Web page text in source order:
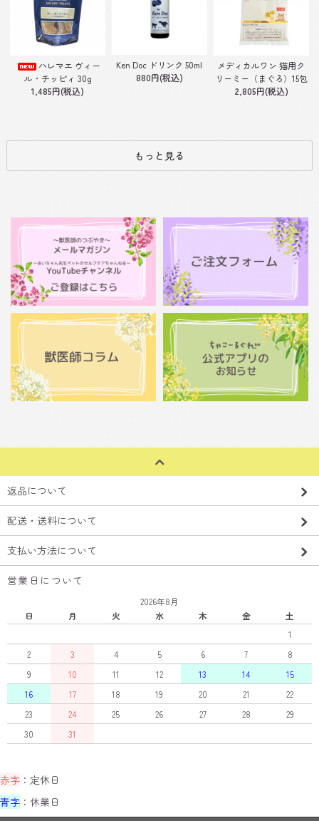
ハレマエ ヴィー
ル・チッピィ 30g
1,485円(税込)
Ken Doc ドリンク 50ml
880円(税込)
メディカルワン 猫用ク
リーミー（まぐろ）15包
2,805円(税込)
もっと見る
返品について
配送・送料について
支払い方法について
営業日について
2026年8月
日
月 火 水 木 金
土
1
2
3 4 5 6 7
8
9
10 11 12 13 14
15
16
17 18 19 20 21
22
23
24 25 26 27 28
29
30
31
赤字 ：定休日
青字 ：休業日